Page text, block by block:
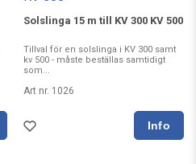
Solslinga 15 m till KV 300 KV 500
Tillval för en solslinga i KV 300 samt
kv 500 - måste beställas samtidigt
som...
Art nr. 1026